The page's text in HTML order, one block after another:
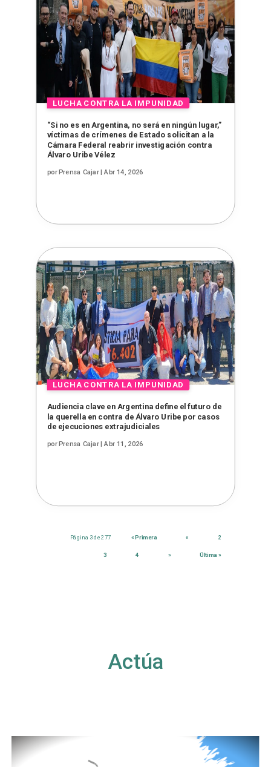
“Si no es en Argentina, no será en ningún lugar,”
víctimas de crímenes de Estado solicitan a la
Cámara Federal reabrir investigación contra
Álvaro Uribe Vélez
porPrensa Cajar| Abr 14, 2026
Audiencia clave en Argentina define el futuro de
la querella en contra de Álvaro Uribe por casos
de ejecuciones extrajudiciales
porPrensa Cajar| Abr 11, 2026
Página 3 de 277 « Primera « 2
3 4 » Última »
Actúa